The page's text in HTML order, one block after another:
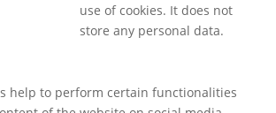
use of cookies. It does not
store any personal data.
help to perform certain functionalities